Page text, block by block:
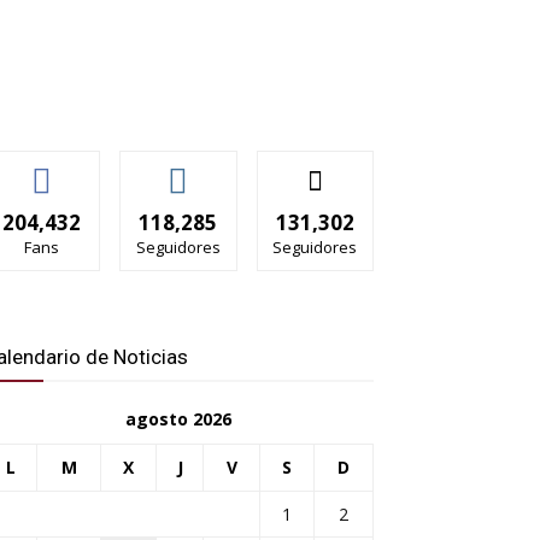
204,432
Fans
118,285
Seguidores
131,302
Seguidores
de Noticias
agosto 2026
L M X J V S D
1 2